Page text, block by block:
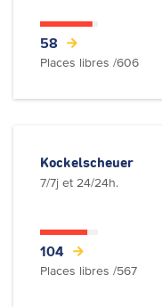
58
Places libres /606
Kockelscheuer
7/7j et 24/24h.
104
Places libres /567